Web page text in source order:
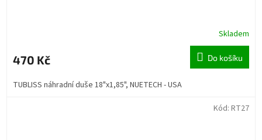
Skladem
470 Kč Do košíku
TUBLISS náhradní duše 18"x1,85", NUETECH - USA
Kód: RT27